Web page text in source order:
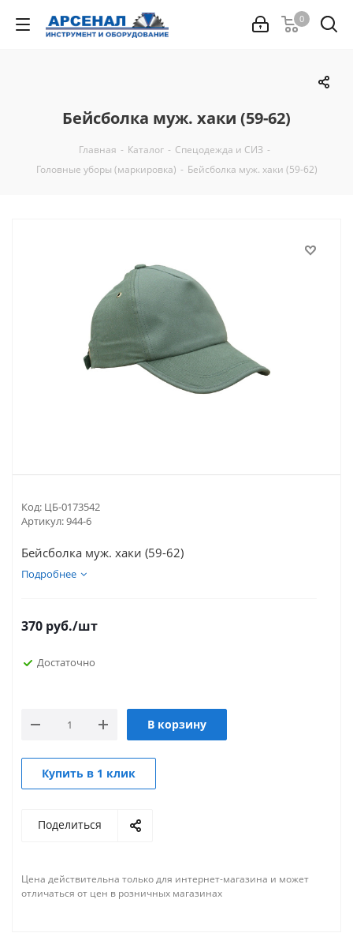
0
Бейсболка муж. хаки (59-62)
Главная - Каталог - Спецодежда и СИЗ -
Головные уборы (маркировка) - Бейсболка муж. хаки (59-62)
Код: ЦБ-0173542
Артикул:944-6
Бейсболка муж. хаки (59-62)
Подробнее
370 руб./шт
Достаточно
В корзину
Купить в 1 клик
Поделиться
Цена действительна только для интернет-магазина и может
отличаться от цен в розничных магазинах